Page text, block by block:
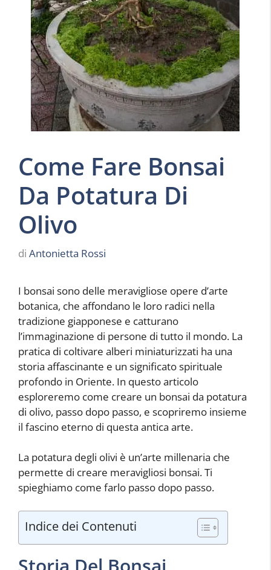
Come Fare Bonsai
Da Potatura Di
Olivo
di Antonietta Rossi
I bonsai sono delle meravigliose opere d’arte
botanica, che affondano le loro radici nella
tradizione giapponese e catturano
l’immaginazione di persone di tutto il mondo. La
pratica di coltivare alberi miniaturizzati ha una
storia affascinante e un significato spirituale
profondo in Oriente. In questo articolo
esploreremo come creare un bonsai da potatura
di olivo, passo dopo passo, e scopriremo insieme
il fascino eterno di questa antica arte.
La potatura degli olivi è un’arte millenaria che
permette di creare meravigliosi bonsai. Ti
spieghiamo come farlo passo dopo passo.
Indice dei Contenuti